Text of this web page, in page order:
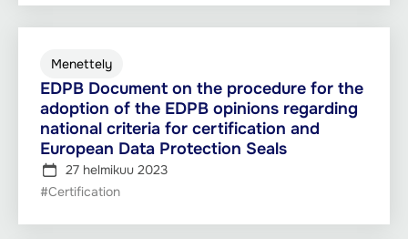
EDPB Document on the procedure for the
adoption of the EDPB opinions regarding
national criteria for certification and
European Data Protection Seals
Menettely
27 helmikuu 2023
#Certification